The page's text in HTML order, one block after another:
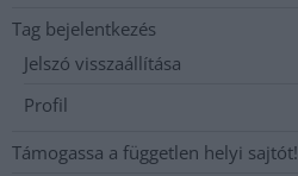
Tag bejelentkezés
Jelszó visszaállítása
Profil
Támogassa a független helyi sajtót!